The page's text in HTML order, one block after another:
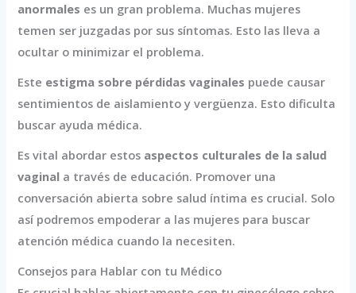
anormales es un gran problema. Muchas mujeres
temen ser juzgadas por sus síntomas. Esto las lleva a
ocultar o minimizar el problema.
Este estigma sobre pérdidas vaginales puede causar
sentimientos de aislamiento y vergüenza. Esto dificulta
buscar ayuda médica.
Es vital abordar estos aspectos culturales de la salud
vaginal a través de educación. Promover una
conversación abierta sobre salud íntima es crucial. Solo
así podremos empoderar a las mujeres para buscar
atención médica cuando la necesiten.
Consejos para Hablar con tu Médico